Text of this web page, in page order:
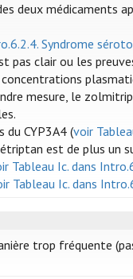
deux médicaments
Syndrome
pas clair ou les
mesure, le
CYP3A4 (voir
est de plus un
Tableau Ic. dans
Tableau Ic. dans
trop fréquente